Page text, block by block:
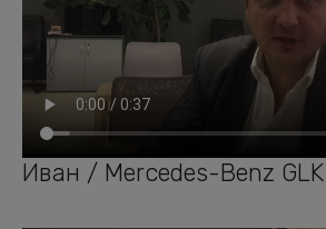
Иван / Mercedes-Benz GLK